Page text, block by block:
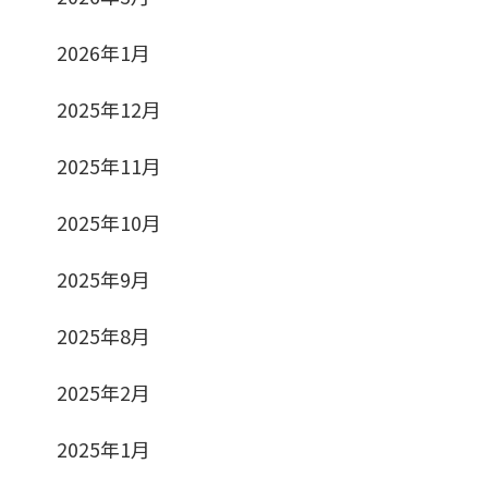
2026年1月
2025年12月
2025年11月
2025年10月
2025年9月
2025年8月
2025年2月
2025年1月